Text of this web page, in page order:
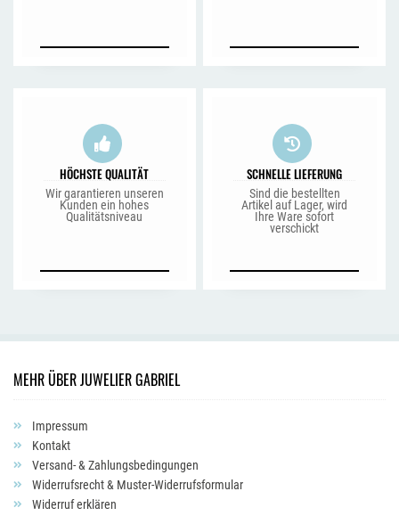
HÖCHSTE QUALITÄT
Wir garantieren unseren
Kunden ein hohes
Qualitätsniveau
SCHNELLE LIEFERUNG
Sind die bestellten
Artikel auf Lager, wird
Ihre Ware sofort
verschickt
MEHR ÜBER JUWELIER GABRIEL
Impressum
Kontakt
Versand- & Zahlungsbedingungen
Widerrufsrecht & Muster-Widerrufsformular
Widerruf erklären